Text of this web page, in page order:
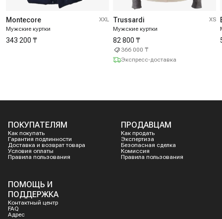
Montecore
Мужские куртки
XXL
343 200 ₸
Trussardi
Мужские куртки
XS
82 800 ₸
366 000 ₸
Экспресс-доставка
ПОКУПАТЕЛЯМ
Как покупать
Гарантия подлинности
Доставка и возврат товара
Условия оплаты
Правила пользования
ПРОДАВЦАМ
Как продать
Экспертиза
Безопасная сделка
Комиссия
Правила пользования
ПОМОЩЬ И
ПОДДЕРЖКА
Контактный центр
FAQ
Адрес